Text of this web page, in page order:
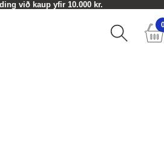
við kaup yfir 10.000 kr.